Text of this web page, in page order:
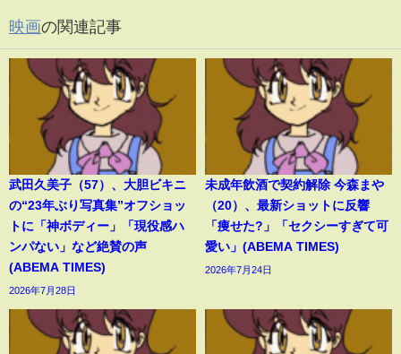
映画の関連記事
武田久美子（57）、大胆ビキニ
の“23年ぶり写真集”オフショッ
トに「神ボディー」「現役感ハ
ンパない」など絶賛の声
(ABEMA TIMES)
2026年7月28日
未成年飲酒で契約解除 今森まや
（20）、最新ショットに反響
「痩せた?」「セクシーすぎて可
愛い」(ABEMA TIMES)
2026年7月24日